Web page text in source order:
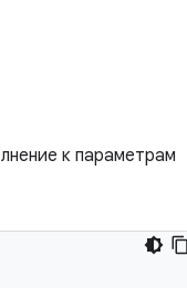
к параметрам